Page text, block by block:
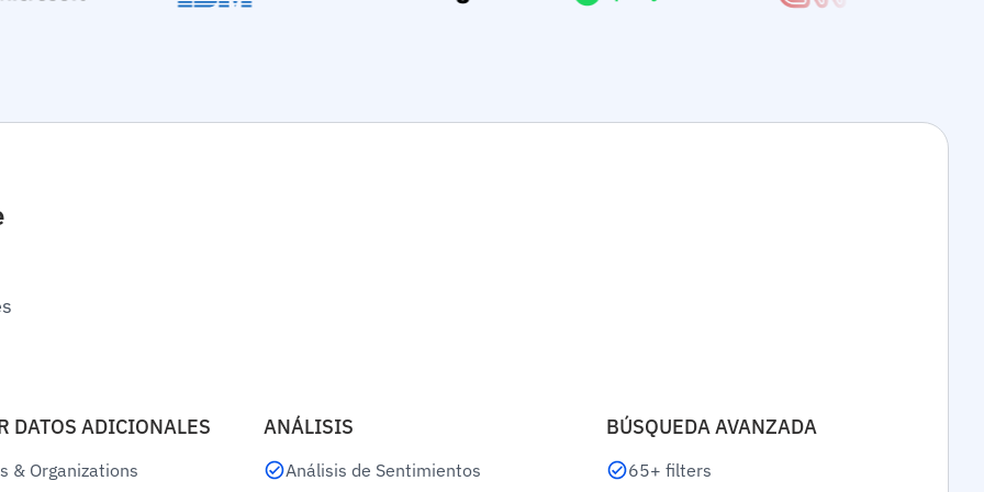
DATOS ADICIONALES
& Organizations
ANÁLISIS
Análisis de Sentimientos
BÚSQUEDA AVANZADA
65+ filters